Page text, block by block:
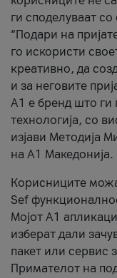
ги споделуваат
“Подари на
го искористи
креативно, да
и за неговите
А1 е бренд што ги
технологија, со
изјави Методија
на А1 Македонија.
Корисниците
Sef
Мојот А1
изберат дали
пакет или сервис
Примателот на